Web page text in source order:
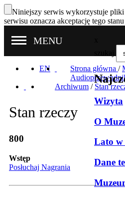
Niniejszy serwis wykorzystuje
serwisu oznacza akceptację tego
MENU
Wizyta
O
Lato w
Dane
EN Strona główna /
Archiwum / Stan
Stan rzeczy
800
Wstęp
Posłuchaj Nagrania